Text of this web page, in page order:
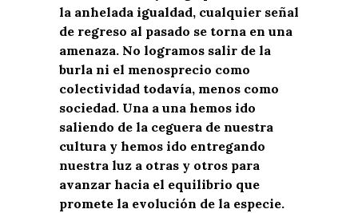
la anhelada igualdad, cualquier señal
de regreso al pasado se torna en una
amenaza. No logramos salir de la
burla ni el menosprecio como
colectividad todavía, menos como
sociedad. Una a una hemos ido
saliendo de la ceguera de nuestra
cultura y hemos ido entregando
nuestra luz a otras y otros para
avanzar hacia el equilibrio que
promete la evolución de la especie.